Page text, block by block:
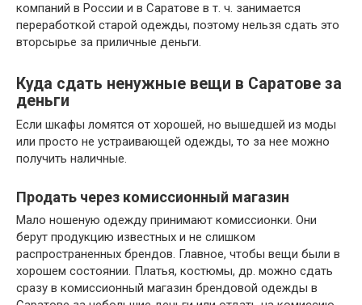
компаний в России и в Саратове в т. ч. занимается
переработкой старой одежды, поэтому нельзя сдать это
вторсырье за приличные деньги.
Куда сдать ненужные вещи в Саратове за
деньги
Если шкафы ломятся от хорошей, но вышедшей из моды
или просто не устраивающей одежды, то за нее можно
получить наличные.
Продать через комиссионный магазин
Мало ношеную одежду принимают комиссионки. Они
берут продукцию известных и не слишком
распространенных брендов. Главное, чтобы вещи были в
хорошем состоянии. Платья, костюмы, др. можно сдать
сразу в комиссионный магазин брендовой одежды в